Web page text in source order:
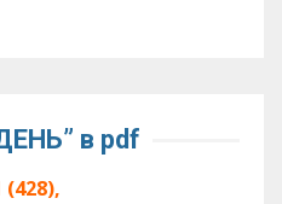
в pdf